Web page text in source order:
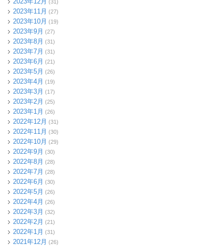
(31)
2023年11月 (27)
2023年10月 (19)
2023年9月 (27)
2023年8月 (31)
2023年7月 (31)
2023年6月 (21)
2023年5月 (26)
2023年4月 (19)
2023年3月 (17)
2023年2月 (25)
2023年1月 (26)
2022年12月 (31)
2022年11月 (30)
2022年10月 (29)
2022年9月 (30)
2022年8月 (28)
2022年7月 (28)
2022年6月 (30)
2022年5月 (26)
2022年4月 (26)
2022年3月 (32)
2022年2月 (21)
2022年1月 (31)
2021年12月 (26)